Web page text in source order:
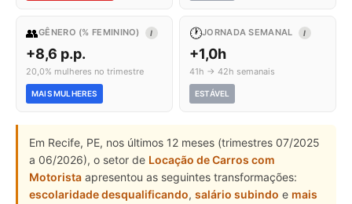
👥GÊNERO (% FEMININO) I
+8,6 p.p.
20,0% mulheres no trimestre
MAIS MULHERES
🕐JORNADA SEMANAL I
+1,0h
41h → 42h semanais
ESTÁVEL
Em Recife, PE, nos últimos 12 meses (trimestres 07/2025
a 06/2026), o setor de Locação de Carros com
Motorista apresentou as seguintes transformações:
escolaridade desqualificando, salário subindo e mais